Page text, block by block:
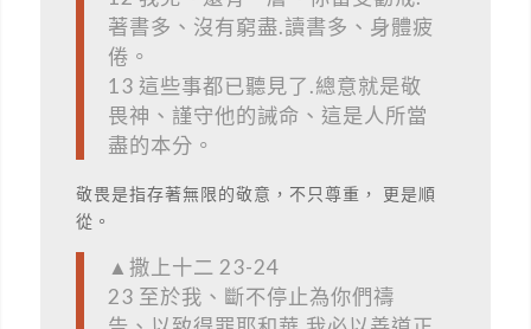
著書多、沒有窮盡.讀書多、身體疲
倦。
13 這些事都已聽見了.總意就是敬
畏神、謹守他的誡命、這是人所當
盡的本分。
敬畏是指存著無限的敬意，不只尊重， 更是順
從。
▲撒上十二 23-24
23 至於我、斷不停止為你們禱